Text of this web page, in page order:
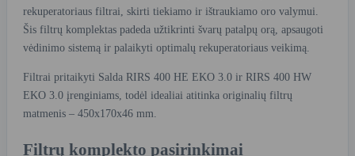
rekuperatoriaus filtrai, skirti tiekiamo ir ištraukiamo oro valymui.
Šis filtrų komplektas padeda užtikrinti švarų patalpų orą, apsaugoti
vėdinimo sistemą ir palaikyti optimalų rekuperatoriaus veikimą.
Filtrai pritaikyti Salda RIRS 400 HE EKO 3.0 ir RIRS 400 HW
EKO 3.0 įrenginiams, todėl idealiai atitinka originalių filtrų
matmenis – 450x170x46 mm.
Filtrų komplekto pasirinkimai